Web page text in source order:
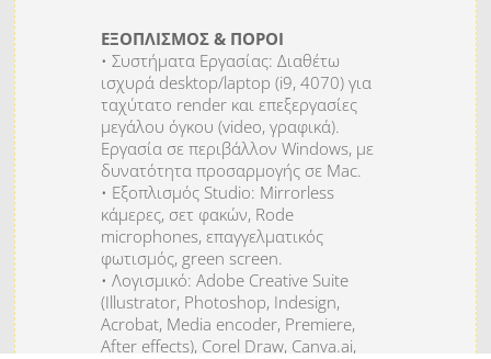
ΕΞΟΠΛΙΣΜΟΣ & ΠΟΡΟΙ
• Συστήματα Εργασίας: Διαθέτω
ισχυρά desktop/laptop (i9, 4070) για
ταχύτατο render και επεξεργασίες
μεγάλου όγκου (video, γραφικά).
Εργασία σε περιβάλλον Windows, με
δυνατότητα προσαρμογής σε Mac.
• Εξοπλισμός Studio: Mirrorless
κάμερες, σετ φακών, Rode
microphones, επαγγελματικός
φωτισμός, green screen.
• Λογισμικό: Adobe Creative Suite
(Illustrator, Photoshop, Indesign,
Acrobat, Media encoder, Premiere,
After effects), Corel Draw, Canva.ai,